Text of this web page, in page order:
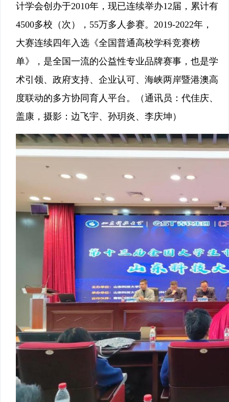
计学会创办于2010年，现已连续举办12届，累计有
4500多校（次），55万多人参赛。2019-2022年，
大赛连续四年入选《全国普通高校学科竞赛榜
单》，是全国一流的公益性专业品牌赛事，也是学
术引领、政府支持、企业认可、海峡两岸暨港澳高
度联动的多方协同育人平台。（通讯员：代佳庆、
盖康，摄影：边飞宇、孙玥炎、李庆坤）